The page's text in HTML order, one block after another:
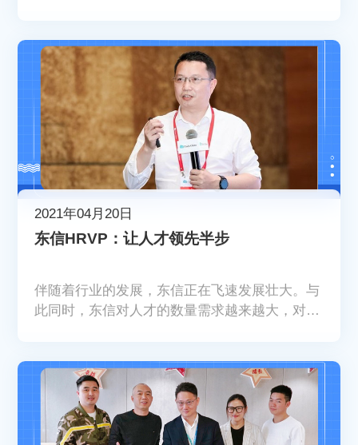
2021年04月20日
东信HRVP：让人才领先半步
伴随着行业的发展，东信正在飞速发展壮大。与
此同时，东信对人才的数量需求越来越大，对人